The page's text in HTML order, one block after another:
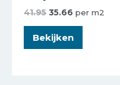
41.95 35.66 per m2
Bekijken